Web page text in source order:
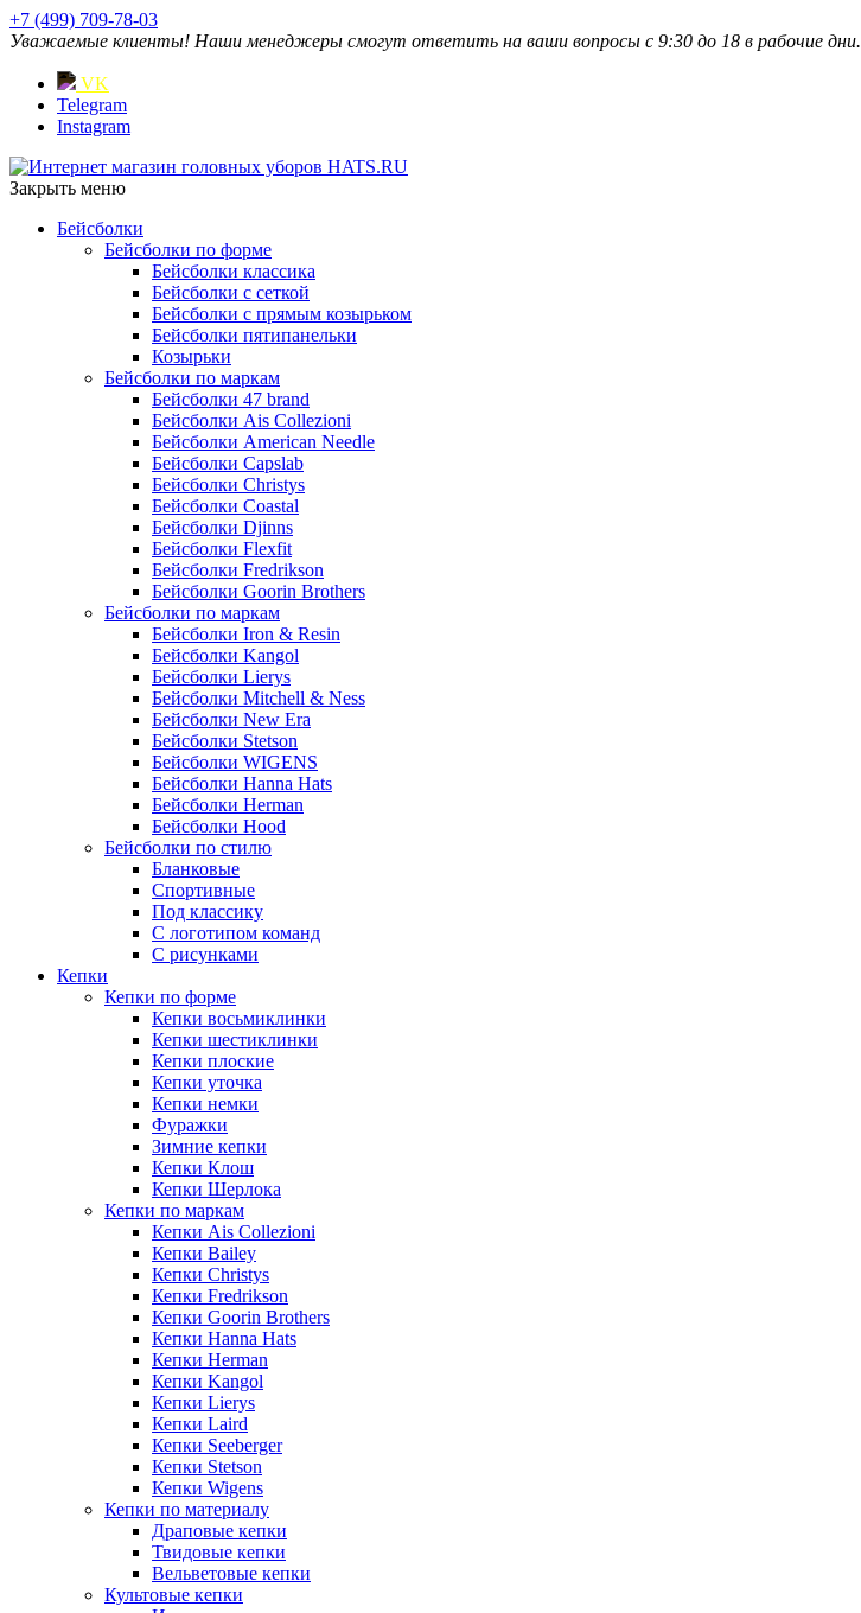
+7 (499) 709-78-03
Уважаемые клиенты! Наши менеджеры смогут ответить на ваши вопросы с 9:30 до 18 в рабочие дни.
VK
Telegram
Instagram
Закрыть меню
Бейсболки
Бейсболки по форме
Бейсболки классика
Бейсболки с сеткой
Бейсболки с прямым козырьком
Бейсболки пятипанельки
Козырьки
Бейсболки по маркам
Бейсболки 47 brand
Бейсболки Ais Collezioni
Бейсболки American Needle
Бейсболки Capslab
Бейсболки Christys
Бейсболки Coastal
Бейсболки Djinns
Бейсболки Flexfit
Бейсболки Fredrikson
Бейсболки Goorin Brothers
Бейсболки по маркам
Бейсболки Iron & Resin
Бейсболки Kangol
Бейсболки Lierys
Бейсболки Mitchell & Ness
Бейсболки New Era
Бейсболки Stetson
Бейсболки WIGENS
Бейсболки Hanna Hats
Бейсболки Herman
Бейсболки Hood
Бейсболки по стилю
Бланковые
Спортивные
Под классику
С логотипом команд
С рисунками
Кепки
Кепки по форме
Кепки восьмиклинки
Кепки шестиклинки
Кепки плоские
Кепки уточка
Кепки немки
Фуражки
Зимние кепки
Кепки Клош
Кепки Шерлока
Кепки по маркам
Кепки Ais Collezioni
Кепки Bailey
Кепки Christys
Кепки Fredrikson
Кепки Goorin Brothers
Кепки Hanna Hats
Кепки Herman
Кепки Kangol
Кепки Lierys
Кепки Laird
Кепки Seeberger
Кепки Stetson
Кепки Wigens
Кепки по материалу
Драповые кепки
Твидовые кепки
Вельветовые кепки
Культовые кепки